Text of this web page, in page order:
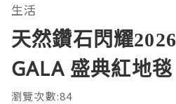
生活
天然鑽石閃耀
GALA 盛典紅地毯
瀏覽次數:84